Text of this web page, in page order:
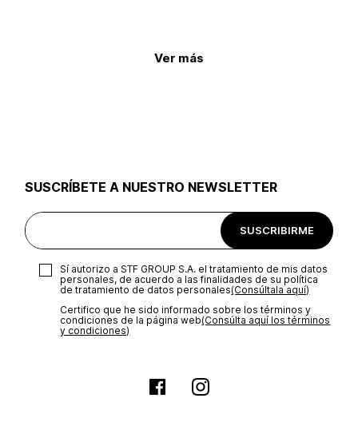
Ver más
SUSCRÍBETE A NUESTRO NEWSLETTER
SUSCRIBIRME
Sí autorizo a STF GROUP S.A. el tratamiento de mis datos
personales, de acuerdo a las finalidades de su política
de tratamiento de datos personales‎(Consúltala aquí)
Certifico que he sido informado sobre los términos y
condiciones de la página web‎(Consúlta aquí los términos
y condiciones)